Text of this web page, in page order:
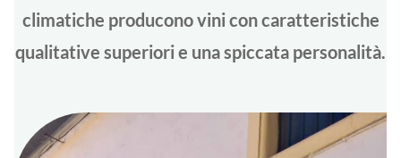
climatiche producono vini con caratteristiche
qualitative superiori e una spiccata personalità.